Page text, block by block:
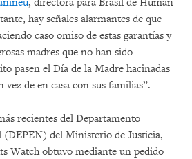
hay señales alarmantes de que
caso omiso de estas garantías y
madres que no han sido
pasen el Día de la Madre hacinadas
vez de en casa con sus familias”.
recientes del Departamento
del Ministerio de Justicia,
Watch obtuvo mediante un pedido